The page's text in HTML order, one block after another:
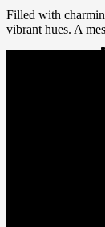
Filled with
vibrant hues. A